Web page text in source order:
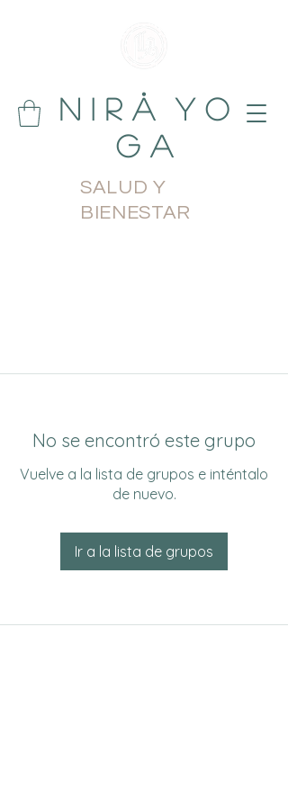
N i r å Y o
g a
SALUD Y
BIENESTAR
No se encontró este grupo
Vuelve a la lista de grupos e inténtalo
de nuevo.
Ir a la lista de grupos